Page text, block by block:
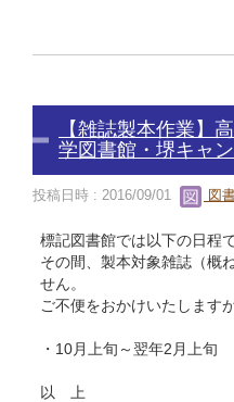
【雑誌製本作業】
学図書館・堺キャ
投稿日時 : 2016/09/01 図
標記図書館では以下の日程
その間、製本対象雑誌（概
せん。
ご不便をおかけいたします
・10月上旬～翌年2月上旬
以 上